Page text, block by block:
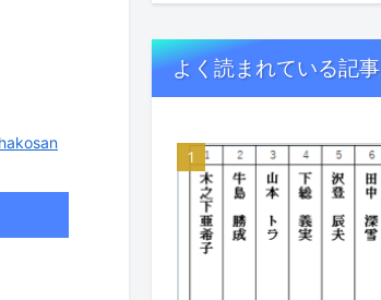
よく読まれている記事